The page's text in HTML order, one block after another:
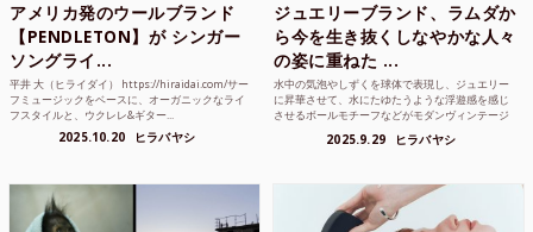
アメリカ発のウールブランド
【PENDLETON】が シンガー
ソングライ...
平井 大（ヒライダイ） https://hiraidai.com/サー
フミュージックをベースに、オーガニックなライ
フスタイルと、ウクレレ&ギター...
2025.10.20 ヒラバヤシ
ジュエリーブランド、ラムダか
ら今を生き抜くしなやかな人々
の姿に重ねた ...
水中の気泡やしずくを球体で表現し、ジュエリー
に昇華させて、水にたゆたうような浮遊感を感じ
させるボールモチーフなどがモダンヴィンテージ
2025.9.29 ヒラバヤシ